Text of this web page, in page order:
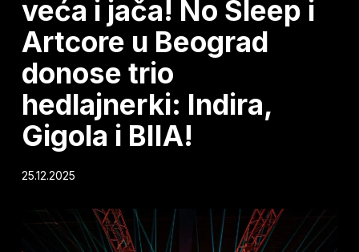
veća i jača! No Sleep i
Artcore u Beograd
donose trio
hedlajnerki: Indira,
Gigola i BIIA!
25.12.2025